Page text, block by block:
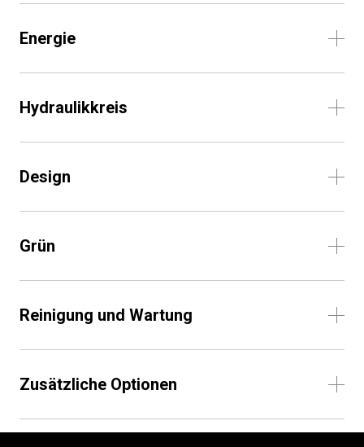
Energie
Hydraulikkreis
Design
Grün
Reinigung und Wartung
Zusätzliche Optionen